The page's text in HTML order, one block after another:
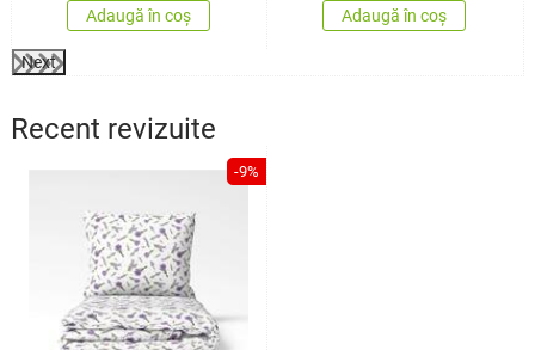
Adaugă în coș Adaugă în coș
Next
Recent revizuite
-9%